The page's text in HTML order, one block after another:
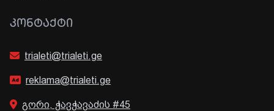
ᲙᲝᲜᲢᲐᲥᲢᲘ
trialeti@trialeti.ge
reklama@trialeti.ge
გორი, ჭავჭავაძის #45